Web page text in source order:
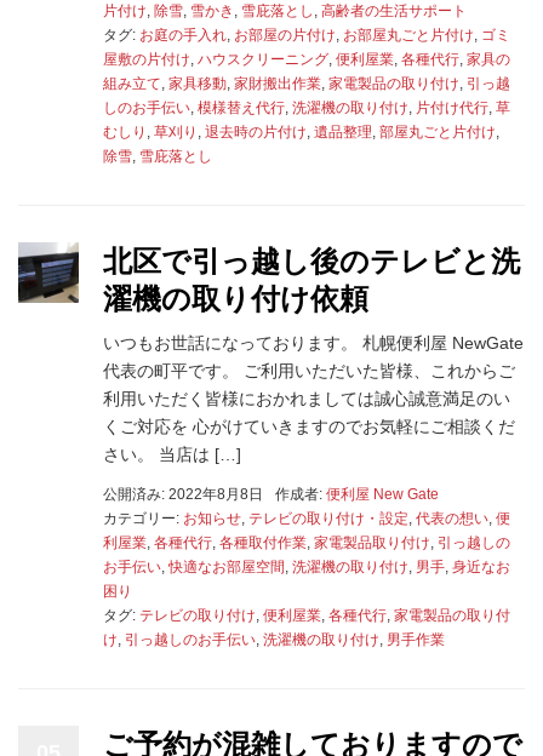
片付け 除雪 雪かき 雪庇落とし 高齢者の生活サポート
タグ: お庭の手入れ お部屋の片付け お部屋丸ごと片付け ゴミ
屋敷の片付け ハウスクリーニング 便利屋業 各種代行 家具の
組み立て 家具移動 家財搬出作業 家電製品の取り付け 引っ越
しのお手伝い 模様替え代行 洗濯機の取り付け 片付け代行 草
むしり
草刈り 退去時の片付け 遺品整理 部屋丸ごと片付け
除雪 雪庇落とし
北区で引っ越し後のテレビと洗
濯機の取り付け依頼
いつもお世話になっております。 札幌便利屋 NewGate
代表の町平です。 ご利用いただいた皆様、これからご
利用いただく皆様におかれましては誠心誠意満足のい
くご対応を 心がけていきますのでお気軽にご相談くだ
さい。 当店は […]
公開済み: 2022年8月8日 作成者: 便利屋 New Gate
カテゴリー: お知らせ, テレビの取り付け・設定, 代表の想い, 便
利屋業, 各種代行, 各種取付作業, 家電製品取り付け, 引っ越しの
お手伝い,快適なお部屋空間 , 洗濯機の取り付け, 男手, 身近なお
困り
タグ: テレビの取り付け, 便利屋業, 各種代行, 家電製品の取り付
け, 引っ越しのお手伝い, 洗濯機の取り付け, 男手作業
ご予約が混雑しておりますので